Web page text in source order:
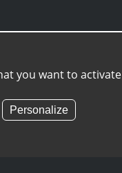
you want to activate
Personalize